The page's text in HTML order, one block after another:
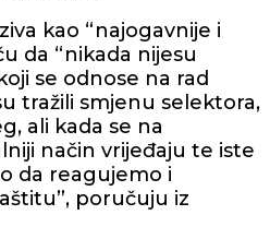
kao “najogavnije i
da “nikada nijesu
se odnose na rad
tražili smjenu selektora,
ali kada se na
način vrijeđaju te iste
da reagujemo i
poručuju iz